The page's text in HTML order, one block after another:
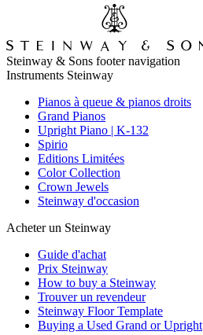
Steinway & Sons footer navigation
Instruments Steinway
Pianos à queue & pianos droits
Grand Pianos
Upright Piano | K-132
Spirio
Editions Limitées
Color Collection
Crown Jewels
Steinway d'occasion
Acheter un Steinway
Guide d'achat
Prix Steinway
How to buy a Steinway
Trouver un revendeur
Steinway Floor Template
Buying a Used Grand or Upright